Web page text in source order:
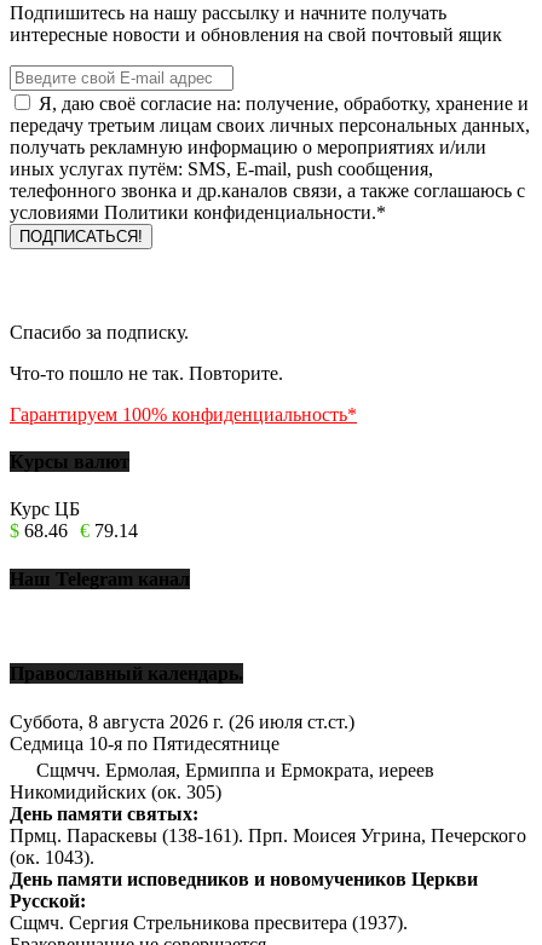
Подпишитесь на нашу рассылку и начните получать
интересные новости и обновления на свой почтовый ящик
Я, даю своё согласие на: получение, обработку, хранение и
передачу третьим лицам своих личных персональных данных,
получать рекламную информацию о мероприятиях и/или
иных услугах путём: SMS, E-mail, push сообщения,
телефонного звонка и др.каналов связи, а также соглашаюсь с
условиями Политики конфиденциальности.*
Спасибо за подписку.
Что-то пошло не так. Повторите.
Гарантируем 100% конфиденциальность*
Курсы валют
Курс ЦБ
$ 68.46 € 79.14
Наш Telegram канал
Православный календарь.
Суббота, 8 августа 2026 г. (26 июля ст.ст.)
Седмица 10-я по Пятидесятнице
Сщмчч. Ермолая, Ермиппа и Ермократа, иереев
Никомидийских (ок. 305)
День памяти святых:
Прмц. Параскевы (138-161). Прп. Моисея Угрина, Печерского
(ок. 1043).
День памяти исповедников и новомучеников Церкви
Русской:
Сщмч. Сергия Стрельникова пресвитера (1937).